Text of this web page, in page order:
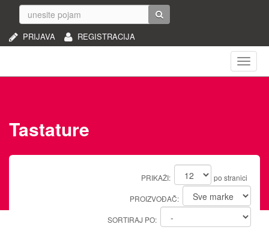
REGISTRACIJA
PRIJAVA
Tastature
PRIKAŽI: po stranici
PROIZVOĐAČ:
SORTIRAJ PO: